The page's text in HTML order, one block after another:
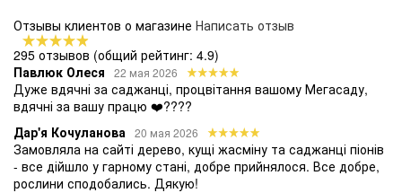
Отзывы клиентов о магазине Написать отзыв
295 отзывов (общий рейтинг: 4.9)
Павлюк Олеся
22 мая 2026
Дуже вдячні за саджанці, процвітання вашому Мегасаду,
вдячні за вашу працю ❤️????
Дар'я Кочуланова
20 мая 2026
Замовляла на сайті дерево, кущі жасміну та саджанці піонів
- все дійшло у гарному стані, добре прийнялося. Все добре,
рослини сподобались. Дякую!